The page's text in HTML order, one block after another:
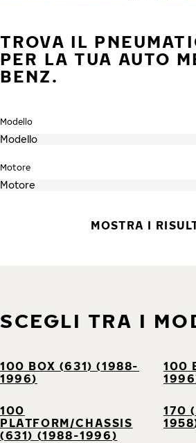
TROVA IL
PER LA TUA AUTO
BENZ.
Modello
Motore
MOSTRA I
SCEGLI TRA I
100 BOX (631) (1988-
1996)
100
100
PLATFORM/CHASSIS
(631) (1988-1996)
170